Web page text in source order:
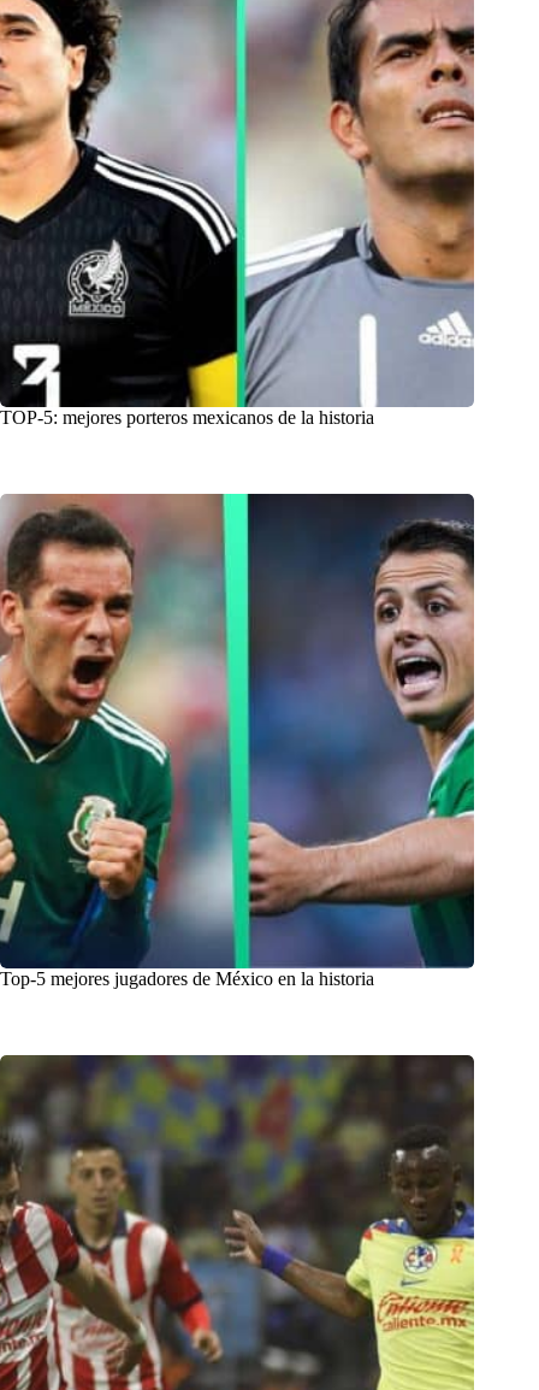
TOP-5: mejores porteros mexicanos de la historia
Top-5 mejores jugadores de México en la historia